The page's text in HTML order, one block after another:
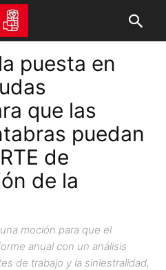
puesta en
que las
puedan
de
de la
moción para que el
anual con un análisis
de trabajo y la siniestralidad,